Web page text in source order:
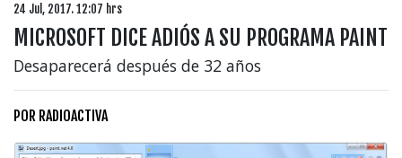
24 Jul, 2017. 12:07 hrs
MICROSOFT DICE ADIÓS A SU PROGRAMA PAINT
Desaparecerá después de 32 años
POR RADIOACTIVA